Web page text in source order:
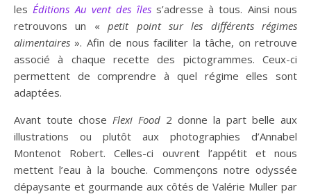
lesÉditions Au vent des îles s’adresse à tous. Ainsi nous
retrouvons un «petit point sur les différents régimes
alimentaires ». Afin de nous faciliter la tâche, on retrouve
associé à chaque recette des pictogrammes. Ceux-ci
permettent de comprendre à quel régime elles sont
adaptées.
Avant toute chose Flexi Food 2 donne la part belle aux
illustrations ou plutôt aux photographies d’Annabel
Montenot Robert. Celles-ci ouvrent l’appétit et nous
mettent l’eau à la bouche. Commençons notre odyssée
dépaysante et gourmande aux côtés de Valérie Muller par